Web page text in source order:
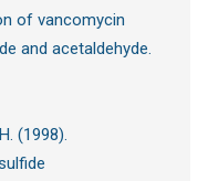
of vancomycin
and acetaldehyde.
(1998).